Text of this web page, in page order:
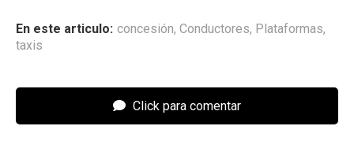
En este articulo: concesión, Conductores, Plataformas,
taxis
Click para comentar